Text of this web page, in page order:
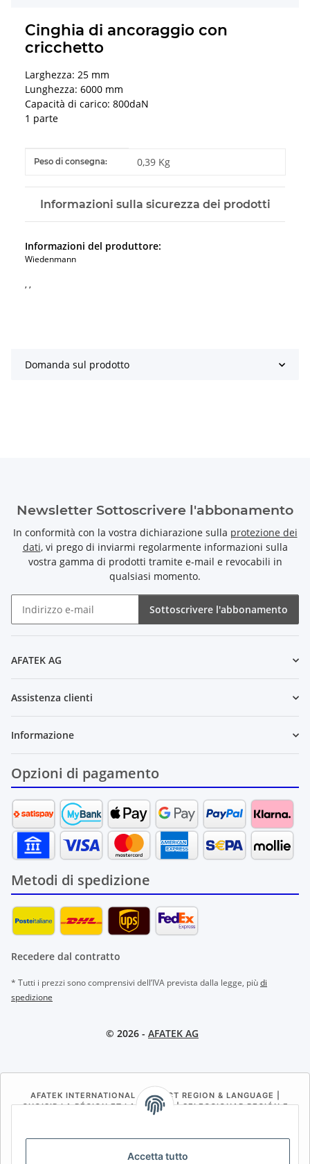
Accetta tutto
Cinghia di ancoraggio con
cricchetto
Larghezza: 25 mm
Lunghezza: 6000 mm
Capacità di carico: 800daN
1 parte
#productDetails.itemInformation#
#productDetails.itemValue#
Peso di consegna: 0,39 Kg
Informazioni sulla sicurezza dei prodotti
Informazioni del produttore:
Wiedenmann
, ,
Domanda sul prodotto
Newsletter Sottoscrivere l'abbonamento
In conformità con la vostra dichiarazione sulla protezione dei
dati, vi prego di inviarmi regolarmente informazioni sulla
vostra gamma di prodotti tramite e-mail e revocabili in
qualsiasi momento.
Sottoscrivere l'abbonamento
AFATEK AG
Assistenza clienti
Informazione
Opzioni di pagamento
Metodi di spedizione
Recedere dal contratto
* Tutti i prezzi sono comprensivi dell’IVA prevista dalla legge, piùdi
spedizione
© 2026 - AFATEK AG
AFATEK INTERNATIONAL – SELECT REGION & LANGUAGE |
CHOISIR LA RÉGION ET LA LANGUE | SELECCIONAR REGIÓN E
IDIOMA